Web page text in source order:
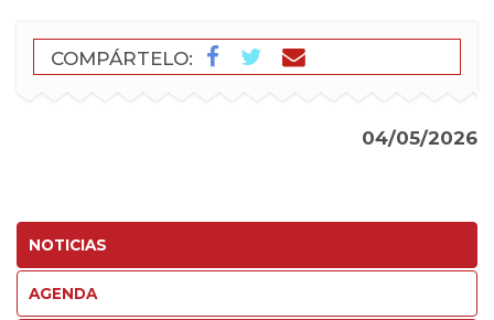
NOTICIAS
AGENDA
COMPÁRTELO:
04/05/2026